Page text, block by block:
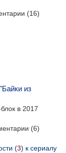
(16)
из
в 2017
(6)
(3) к сериалу